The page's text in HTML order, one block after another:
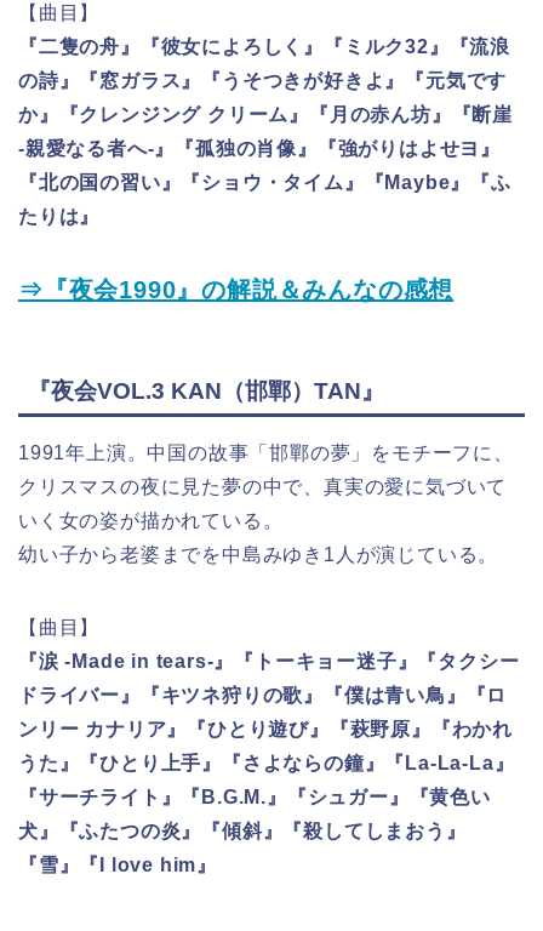
【曲目】
『二隻の舟』『彼女によろしく』『ミルク32』『流浪
の詩』『窓ガラス』『うそつきが好きよ』『元気です
か』『クレンジング クリーム』『月の赤ん坊』『断崖
-親愛なる者へ-』『孤独の肖像』『強がりはよせヨ』
『北の国の習い』『ショウ・タイム』『Maybe』『ふ
たりは』
⇒『夜会1990』の解説＆みんなの感想
『夜会VOL.3 KAN（邯鄲）TAN』
1991年上演。中国の故事「邯鄲の夢」をモチーフに、
クリスマスの夜に見た夢の中で、真実の愛に気づいて
いく女の姿が描かれている。
幼い子から老婆までを中島みゆき1人が演じている。
【曲目】
『涙 -Made in tears-』『トーキョー迷子』『タクシー
ドライバー』『キツネ狩りの歌』『僕は青い鳥』『ロ
ンリー カナリア』『ひとり遊び』『萩野原』『わかれ
うた』『ひとり上手』『さよならの鐘』『La-La-La』
『サーチライト』『B.G.M.』『シュガー』『黄色い
犬』『ふたつの炎』『傾斜』『殺してしまおう』
『雪』『I love him』